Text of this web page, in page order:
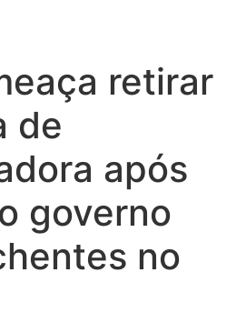
retirar
de
após
governo
no